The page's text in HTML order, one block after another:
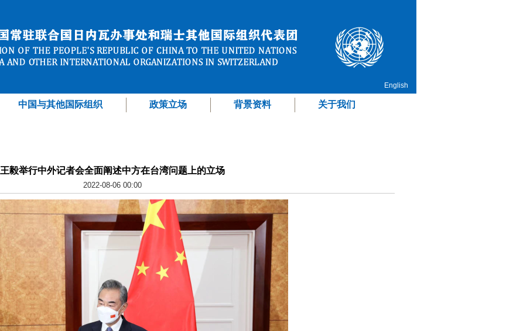
English
中国与其他国际组织 政策立场 背景资料 关于我们
王毅举行中外记者会全面阐述中方在台湾问题上的立场
2022-08-06 00:00